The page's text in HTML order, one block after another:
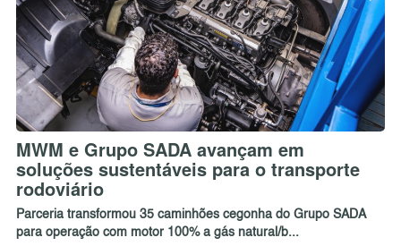
MWM e Grupo SADA avançam em
soluções sustentáveis para o transporte
rodoviário
Parceria transformou 35 caminhões cegonha do Grupo SADA
para operação com motor 100% a gás natural/b...